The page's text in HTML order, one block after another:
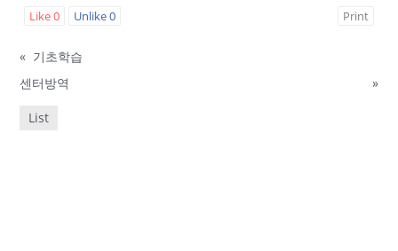
Like0 Unlike0 Print
« 기초학습
센터방역
»
List